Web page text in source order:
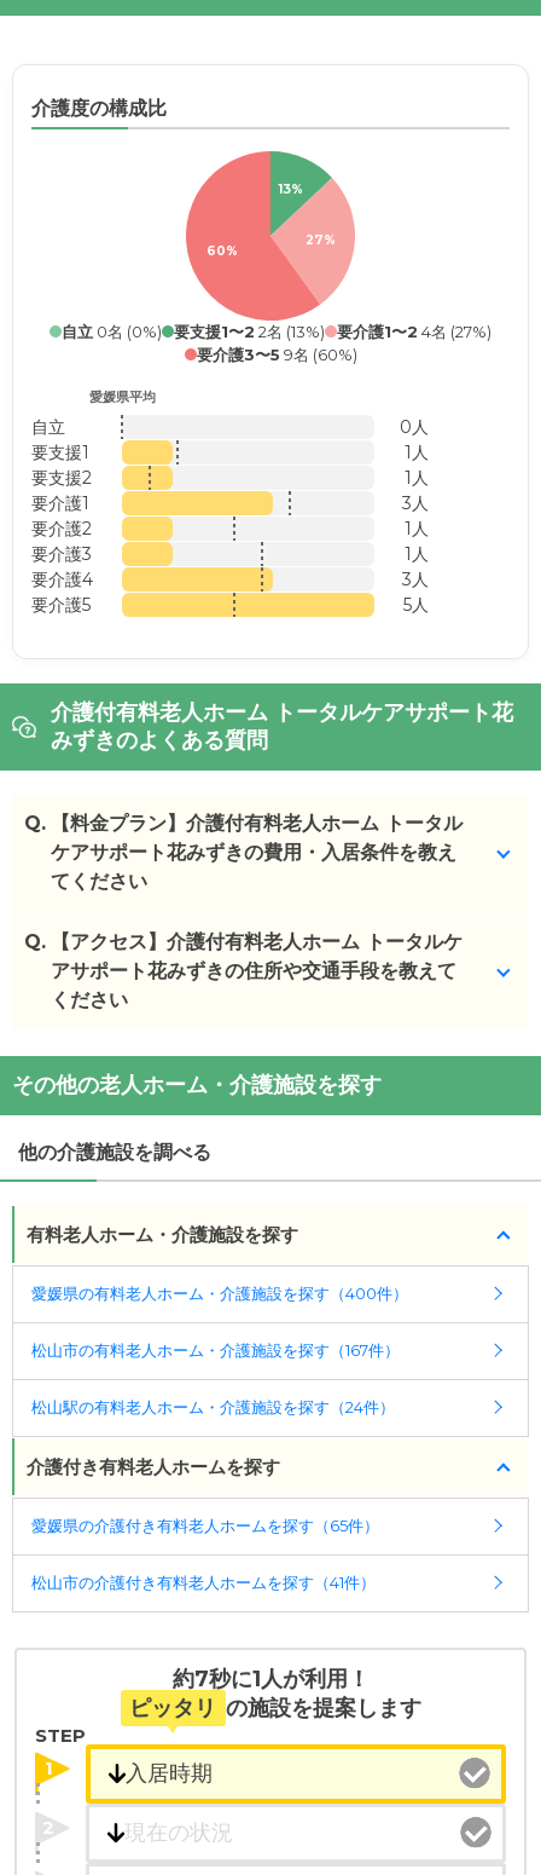
介護度の構成比
13%
27%
60%
自立 0名 (0%) 要支援1〜2 2名 (13%) 要介護1〜2 4名 (27%)
要介護3〜5 9名 (60%)
愛媛県平均
自立
0人
要支援1
1人
要支援2
1人
要介護1
3人
要介護2
1人
要介護3
1人
要介護4
3人
要介護5
5人
介護付有料老人ホーム トータルケアサポート花
みずきのよくある質問
Q.
【料金プラン】介護付有料老人ホーム トータル
ケアサポート花みずきの費用・入居条件を教え
てください
介護付有料老人ホーム トータルケアサポート花みず
きの入居金・月額料金は次のとおりです。
・初期費用が
介護付有料老人ホーム トータルケアサポート花みず
2、要介護3、要介護4、要介護5
ケアスル 介護では詳細な料金プラン
す。詳しくはこちら。
・経験豊富な入居相談員が完全無料で施設探しをサ
ポート
入居相談： 0120-579-721 （無料）
受付時間：10：00～19：00
・全国10000件の介護施設情報を掲載
幅広い選択肢の中から、条件にあった施設を選ぶ
ことができます。
・こだわりの条件や医療体制から施設を探せる
「夫婦入居可」の施設、「看取り可」の施設など、
医療・看護体制から施設を探すこともできます。
Q.
【アクセス】介護付有料老人ホーム トータルケ
アサポート花みずきの住所や交通手段を教えて
ください
介護付有料老人ホーム トータルケアサポート花みず
きの交通アクセス
・住所：愛媛県松山市泉町23-6
・最寄り駅：石手川公園駅
松山市駅前駅0.5km市役所前駅0.7km南堀端駅
0.9km土橋駅 1.0km西堀端駅
1.1km勝山町駅1.2km大手町駅1.3km警察署前駅
1.5km本町三丁目駅1.5km松山駅前駅1.6km
1.6km鉄砲町駅1.6km上一万駅1.7km赤十字病院前
駅1.7km平和通一丁目駅1.7km宮田町駅
四丁目駅1.8km清水町駅1.8km古町駅1.8km南町駅
1.9km高砂町駅2.0km本町五丁目駅2.1km
目駅2.2km木屋町駅2.3km本町六丁目駅2.3km土
居田駅2.4km道後公園駅2.4km
後温泉駅2.5km衣山駅3.0km市坪駅3.2km北久米
駅3.3km
その他の老人ホーム・介護施設を探す
他の介護施設を調べる
有料老人ホーム・介護施設を探す
愛媛県の有料老人ホーム・介護施設を探す（400件）
松山市の有料老人ホーム・介護施設を探す（167件）
松山駅の有料老人ホーム・介護施設を探す（24件）
介護付き有料老人ホームを探す
愛媛県の介護付き有料老人ホームを探す（65件）
松山市の介護付き有料老人ホームを探す（41件）
約7秒に1人が利用！
ピッタリ の施設を提案します
STEP
1
2